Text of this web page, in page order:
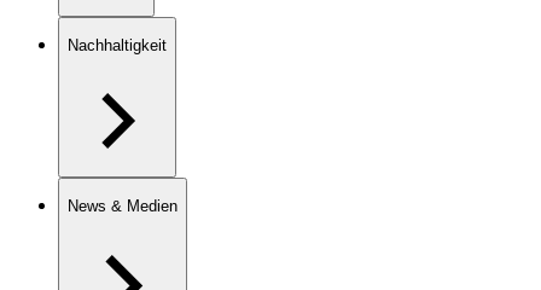
Nachhaltigkeit
News & Medien